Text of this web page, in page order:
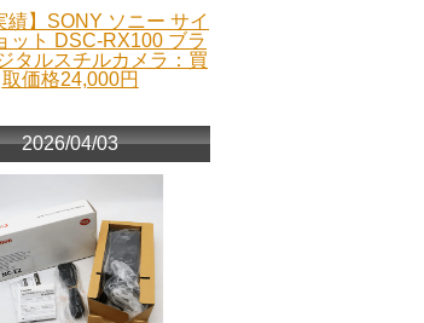
績】SONY ソニー サイ
ット DSC-RX100 ブラ
タルスチルカメラ：買
取価格24,000円
2026/04/03